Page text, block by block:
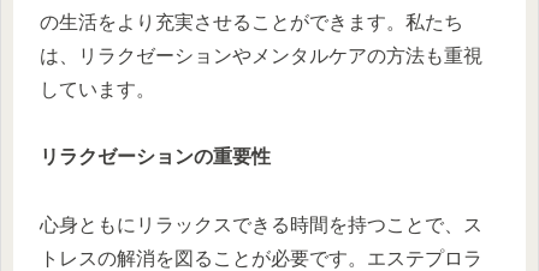
の生活をより充実させることができます。私たち
は、リラクゼーションやメンタルケアの方法も重視
しています。
リラクゼーションの重要性
心身ともにリラックスできる時間を持つことで、ス
トレスの解消を図ることが必要です。エステプロラ